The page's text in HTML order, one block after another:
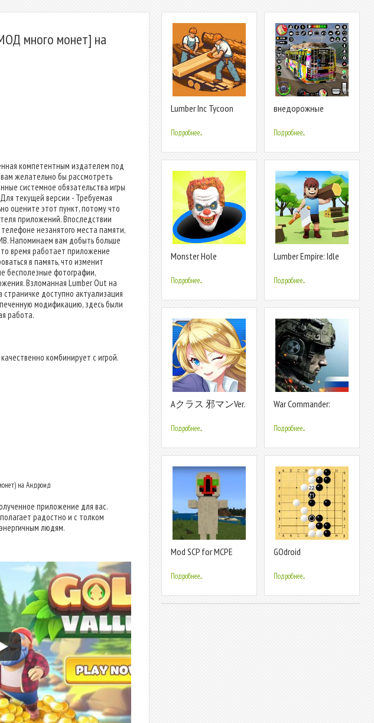
много монет] на
компетентным издателем под
желательно бы рассмотреть
системное обязательства игры
текущей версии - Требуемая
оцените этот пункт, потому что
приложений. Впоследствии
незанятого места памяти,
Напоминаем вам добыть больше
время работает приложение
в память, что изменит
бесполезные фотографии,
Взломанная Lumber Out на
доступно актуализация
модификацию, здесь были
работа.
комбинирует с игрой.
на Андроид
приложение для вас.
радостно и с толком
людям.
Lumber Inc Tycoon
Подробнее...
внедорожные
Подробнее...
Monster Hole
Подробнее...
Lumber Empire: Idle
Подробнее...
Aクラス 邪マンVer.
Подробнее...
War Commander:
Подробнее...
Mod SCP for MCPE
Подробнее...
GOdroid
Подробнее...